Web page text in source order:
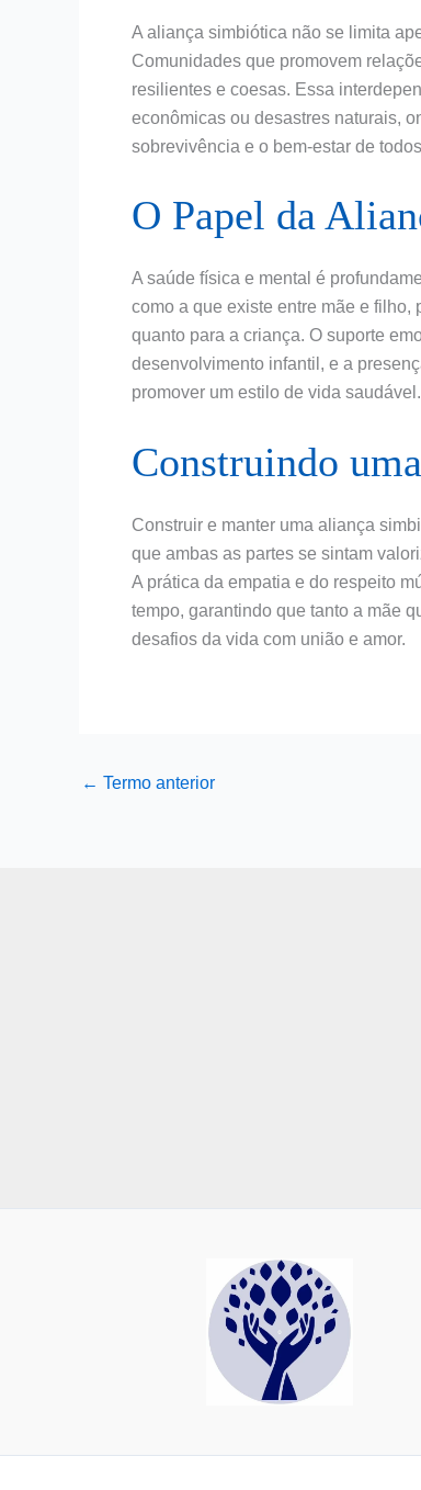
A aliança simbiótica não se limita
Comunidades que promovem
resilientes e coesas. Essa
econômicas ou desastres naturais,
sobrevivência e o bem-estar de
O Papel da
A saúde física e mental é
como a que existe entre mãe e filho,
quanto para a criança. O suporte
desenvolvimento infantil, e a
promover um estilo de vida saudável.
Construindo
Construir e manter uma aliança
que ambas as partes se sintam
A prática da empatia e do respeito
tempo, garantindo que tanto a mãe
desafios da vida com união e amor.
← Termo anterior